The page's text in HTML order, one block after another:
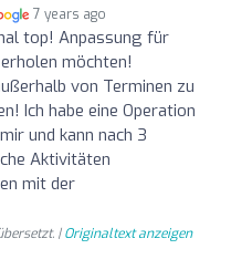
7 years ago
top! Anpassung für
möchten!
von Terminen zu
Ich habe eine Operation
und kann nach 3
Aktivitäten
mit der
|Originaltext anzeigen